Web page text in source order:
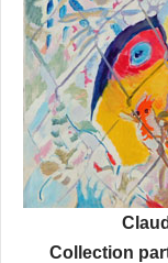
Collection